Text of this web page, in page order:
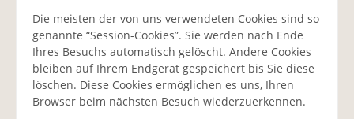
Die meisten der von uns verwendeten Cookies sind so
genannte “Session-Cookies”. Sie werden nach Ende
Ihres Besuchs automatisch gelöscht. Andere Cookies
bleiben auf Ihrem Endgerät gespeichert bis Sie diese
löschen. Diese Cookies ermöglichen es uns, Ihren
Browser beim nächsten Besuch wiederzuerkennen.